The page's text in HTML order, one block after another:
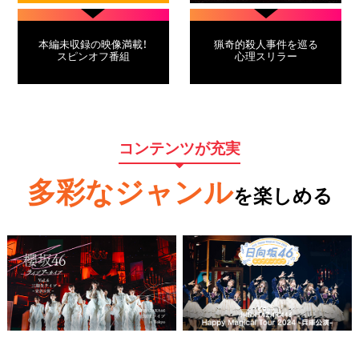
本編未収録の映像満載！
スピンオフ番組
猟奇的殺人事件を巡る
心理スリラー
コンテンツが充実
多彩なジャンルを楽しめる